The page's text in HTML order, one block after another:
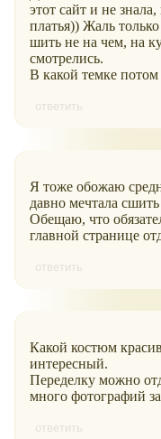
этот сайт и не
платья)) Жаль
шить не на чем, на
смотрелись.
В какой темке потом
ответить
Я тоже обожаю
давно мечтала
Обещаю, что
главной странице
ответить
Какой костюм
интересный.
Переделку можно
много фотографий
ответить